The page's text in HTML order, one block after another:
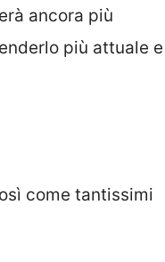
ancora più
più attuale e
come tantissimi